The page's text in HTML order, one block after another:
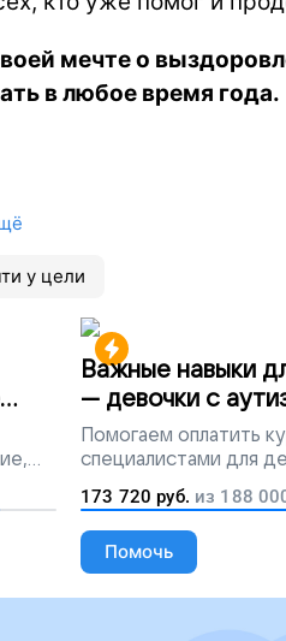
мечте о
в любое время года.
у цели
Важные навыки
— девочки с
Помогаем оплатить
специалистами для
173 720 руб. из 188
Помочь